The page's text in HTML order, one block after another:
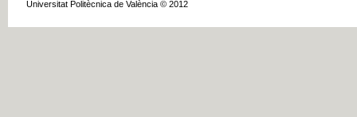
Universitat Politècnica de València © 2012